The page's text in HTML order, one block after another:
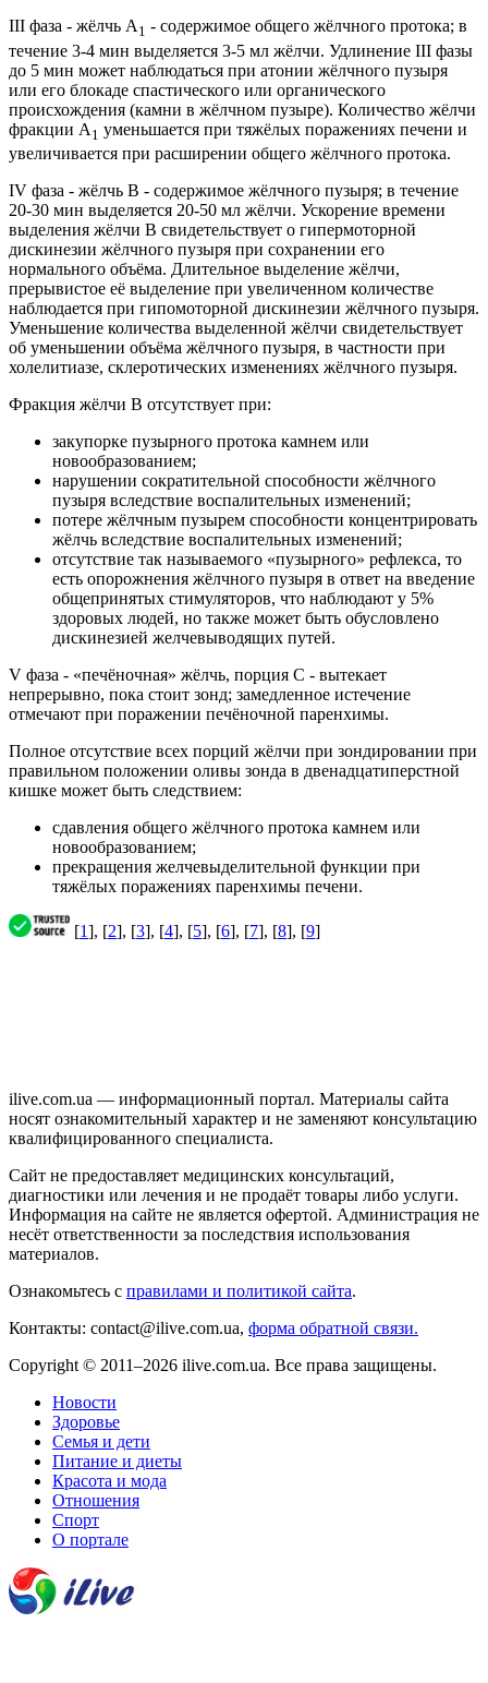
III фаза - жёлчь А1 - содержимое общего жёлчного протока; в
течение 3-4 мин выделяется 3-5 мл жёлчи. Удлинение III фазы
до 5 мин может наблюдаться при атонии жёлчного пузыря
или его блокаде спастического или органического
происхождения (камни в жёлчном пузыре). Количество жёлчи
фракции А 1 уменьшается при тяжёлых поражениях печени и
увеличивается при расширении общего жёлчного протока.
IV фаза - жёлчь В - содержимое жёлчного пузыря; в течение
20-30 мин выделяется 20-50 мл жёлчи. Ускорение времени
выделения жёлчи В свидетельствует о гипермоторной
дискинезии жёлчного пузыря при сохранении его
нормального объёма. Длительное выделение жёлчи,
прерывистое её выделение при увеличенном количестве
наблюдается при гипомоторной дискинезии жёлчного пузыря.
Уменьшение количества выделенной жёлчи свидетельствует
об уменьшении объёма жёлчного пузыря, в частности при
холелитиазе, склеротических изменениях жёлчного пузыря.
Фракция жёлчи В отсутствует при:
закупорке пузырного протока камнем или
новообразованием;
нарушении сократительной способности жёлчного
пузыря вследствие воспалительных изменений;
потере жёлчным пузырем способности концентрировать
жёлчь вследствие воспалительных изменений;
отсутствие так называемого «пузырного» рефлекса, то
есть опорожнения жёлчного пузыря в ответ на введение
общепринятых стимуляторов, что наблюдают у 5%
здоровых людей, но также может быть обусловлено
дискинезией желчевыводящих путей.
V фаза - «печёночная» жёлчь, порция С - вытекает
непрерывно, пока стоит зонд; замедленное истечение
отмечают при поражении печёночной паренхимы.
Полное отсутствие всех порций жёлчи при зондировании при
правильном положении оливы зонда в двенадцатиперстной
кишке может быть следствием:
сдавления общего жёлчного протока камнем или
новообразованием;
прекращения желчевыделительной функции при
тяжёлых поражениях паренхимы печени.
[1], [2], [3], [4], [5], [6], [7], [8], [9]
ilive.com.ua — информационный портал. Материалы сайта
носят ознакомительный характер и не заменяют консультацию
квалифицированного специалиста.
Сайт не предоставляет медицинских консультаций,
диагностики или лечения и не продаёт товары либо услуги.
Информация на сайте не является офертой. Администрация не
несёт ответственности за последствия использования
материалов.
Ознакомьтесь с правилами и политикой сайта.
Контакты: contact@ilive.com.ua, форма обратной связи.
Copyright © 2011–2026 ilive.com.ua. Все права защищены.
Новости
Здоровье
Семья и дети
Питание и диеты
Красота и мода
Отношения
Спорт
О портале